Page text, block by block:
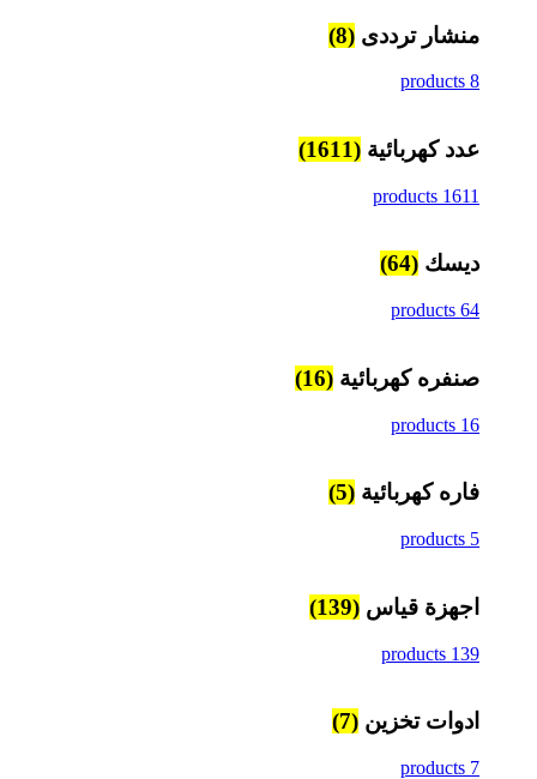
منشار ترددى (8)
8 products
عدد كهربائية (1611)
1611 products
ديسك (64)
64 products
صنفره كهربائية (16)
16 products
فاره كهربائية (5)
5 products
اجهزة قياس (139)
139 products
ادوات تخزين (7)
7 products